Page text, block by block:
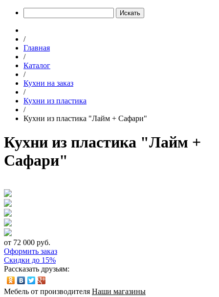
Искать
/
Главная
/
Каталог
/
Кухни на заказ
/
Кухни из пластика
/
Кухни из пластика "Лайм + Сафари"
Кухни из пластика "Лайм +
Сафари"
от 72 000 руб.
Оформить заказ
Скидки до 15%
Рассказать друзьям:
Мебель от производителя Наши магазины